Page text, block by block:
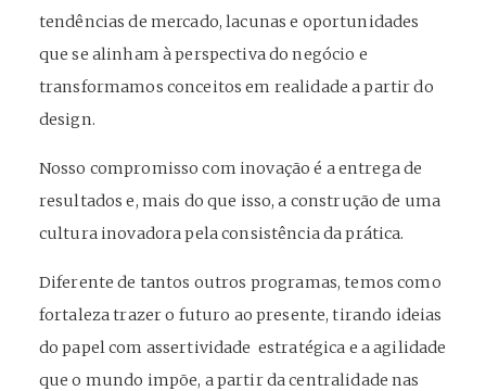
tendências de mercado, lacunas e oportunidades
que se alinham à perspectiva do negócio e
transformamos conceitos em realidade a partir do
design.
Nosso compromisso com inovação é a entrega de
resultados e, mais do que isso, a construção de uma
cultura inovadora pela consistência da prática.
Diferente de tantos outros programas, temos como
fortaleza trazer o futuro ao presente, tirando ideias
do papel com assertividade estratégica e a agilidade
que o mundo impõe, a partir da centralidade nas